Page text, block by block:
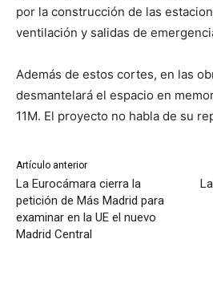
por la construcción de las
ventilación y salidas de
Además de estos cortes, en las
desmantelará el espacio en
11M. El proyecto no habla de su
Artículo anterior
La Eurocámara cierra la
petición de Más Madrid para
examinar en la UE el nuevo
Madrid Central